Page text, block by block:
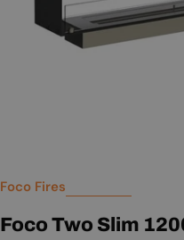
Foco Fires
Foco Two Slim